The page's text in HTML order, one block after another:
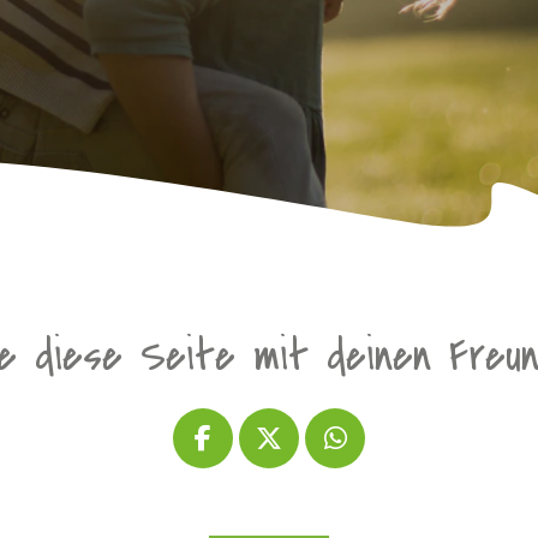
diese Seite mit deinen